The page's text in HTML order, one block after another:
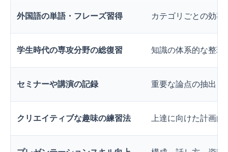
外国語の単語・フレーズ習得 カテゴリごとの効率
学生時代の専攻分野の総復習 知識の体系的な整理
セミナーや講演の記録 重要な論点の抽出と
クリエイティブな趣味の練習法 上達に向けた計画